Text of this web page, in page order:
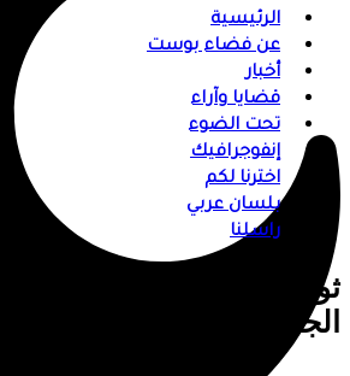
الرئيسية
عن فضاء بوست
أخبار
قضايا وآراء
تحت الضوء
إنفوجرافيك
اخترنا لكم
بلسان عربي
راسلنا
ثورة طبية.. الذكاء
الجراحة في 10 ثوان